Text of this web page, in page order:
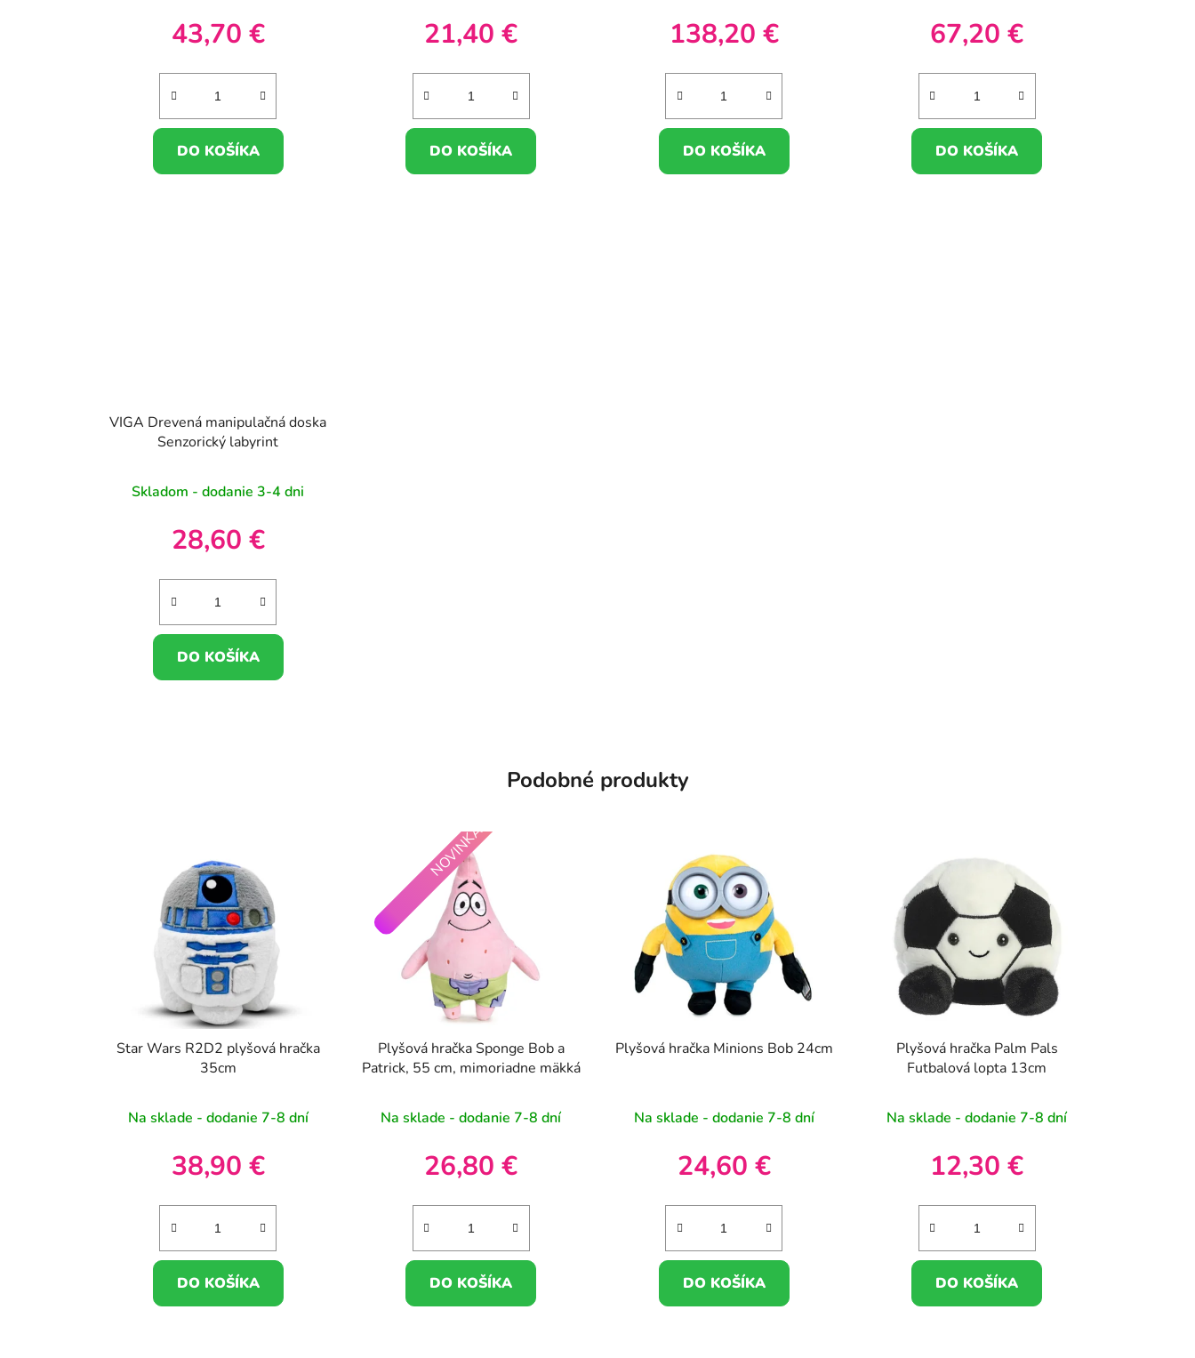
43,70 €
DO KOŠÍKA
21,40 €
DO KOŠÍKA
138,20 €
DO KOŠÍKA
67,20 €
DO KOŠÍKA
VIGA Drevená manipulačná doska
Senzorický labyrint
Skladom - dodanie 3-4 dni
28,60 €
DO KOŠÍKA
Podobné produkty
Star Wars R2D2 plyšová hračka
35cm
Na sklade - dodanie 7-8 dní
38,90 €
DO KOŠÍKA
NOVINKA
Plyšová hračka Sponge Bob a
Patrick, 55 cm, mimoriadne mäkká
Na sklade - dodanie 7-8 dní
26,80 €
DO KOŠÍKA
Plyšová hračka Minions Bob 24cm
Na sklade - dodanie 7-8 dní
24,60 €
DO KOŠÍKA
Plyšová hračka Palm Pals
Futbalová lopta 13cm
Na sklade - dodanie 7-8 dní
12,30 €
DO KOŠÍKA